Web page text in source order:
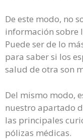
De este modo, no
información sobre
Puede ser de lo
para saber si los
salud de otra son
Del mismo modo,
nuestro apartado
las principales
pólizas médicas.